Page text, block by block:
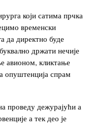
који сатима прчка
временски
да директно буде
држати нечије
авионом, кликтање
опуштенција спрам
проведу дежурајући а
а тек део је